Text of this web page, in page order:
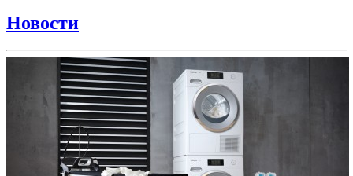
Новости